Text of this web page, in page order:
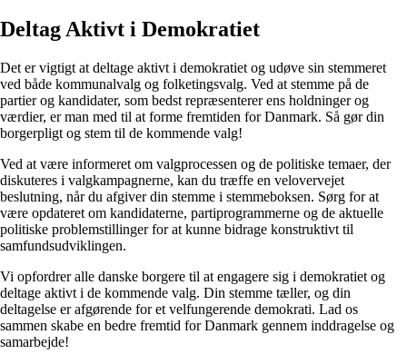
Deltag Aktivt i Demokratiet
Det er vigtigt at deltage aktivt i demokratiet og udøve sin stemmeret
ved både kommunalvalg og folketingsvalg. Ved at stemme på de
partier og kandidater, som bedst repræsenterer ens holdninger og
værdier, er man med til at forme fremtiden for Danmark. Så gør din
borgerpligt og stem til de kommende valg!
Ved at være informeret om valgprocessen og de politiske temaer, der
diskuteres i valgkampagnerne, kan du træffe en velovervejet
beslutning, når du afgiver din stemme i stemmeboksen. Sørg for at
være opdateret om kandidaterne, partiprogrammerne og de aktuelle
politiske problemstillinger for at kunne bidrage konstruktivt til
samfundsudviklingen.
Vi opfordrer alle danske borgere til at engagere sig i demokratiet og
deltage aktivt i de kommende valg. Din stemme tæller, og din
deltagelse er afgørende for et velfungerende demokrati. Lad os
sammen skabe en bedre fremtid for Danmark gennem inddragelse og
samarbejde!